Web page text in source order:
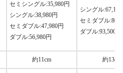
セミシングル:35,980円
シングル:38,980円
セミダブル:47,980円
ダブル:56,980円
シングル
セミダブル
ダブル:93,500円
約11cm 約13cm